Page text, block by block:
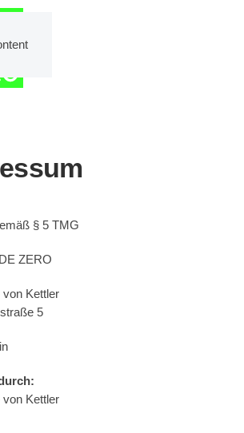
§ 5 TMG
ZERO
Kettler
5
Kettler